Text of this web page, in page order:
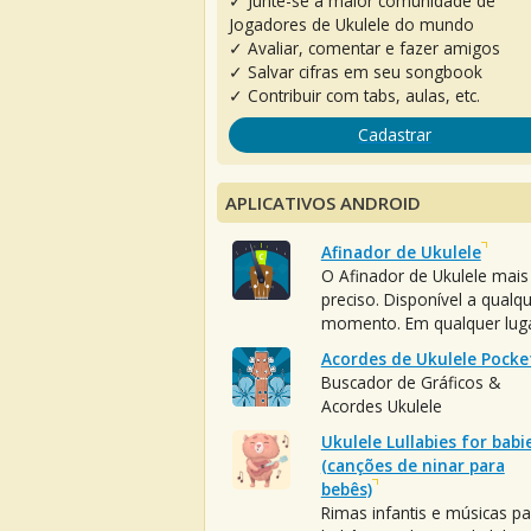
Jogadores de Ukulele do mundo
✓ Avaliar, comentar e fazer amigos
✓ Salvar cifras em seu songbook
✓ Contribuir com tabs, aulas, etc.
Cadastrar
APLICATIVOS ANDROID
Afinador de Ukulele
O Afinador de Ukulele mais
preciso. Disponível a
momento. Em qualquer
Acordes de Ukulele
Buscador de Gráficos &
Acordes Ukulele
Ukulele Lullabies for
(canções de ninar para
bebês)
Rimas infantis e músicas